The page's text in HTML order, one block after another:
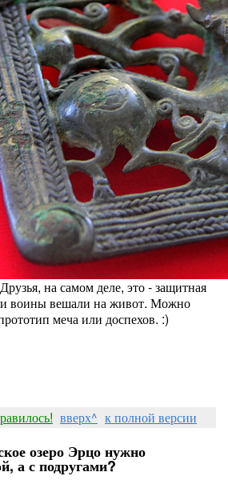
Друзья, на самом деле, это - защитная
воины вешали на живот. Можно
меча или доспехов. :)
вверх^ к полной версии
озеро Эрцо нужно
а с подругами?